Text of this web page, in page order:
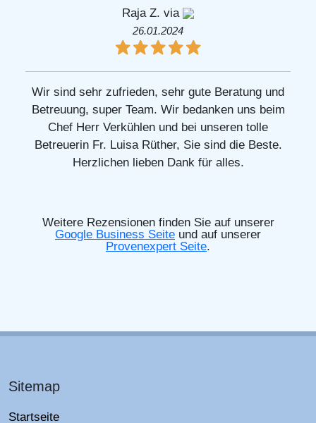
Raja Z. via
26.01.2024
Wir sind sehr zufrieden, sehr gute Beratung und
Betreuung, super Team. Wir bedanken uns beim
Chef Herr Verkühlen und bei unseren tolle
Betreuerin Fr. Luisa Rüther, Sie sind die Beste.
Herzlichen lieben Dank für alles.
Weitere Rezensionen finden Sie auf unserer
Google Business Seite und auf unserer
Provenexpert Seite.
Sitemap
Startseite